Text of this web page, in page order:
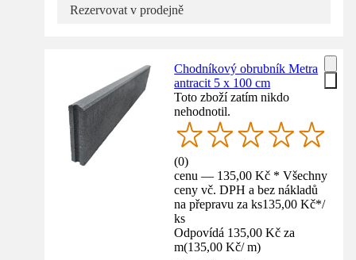
Rezervovat v prodejně
Chodníkový obrubník Metra
antracit 5 x 100 cm
Toto zboží zatím nikdo
nehodnotil.
(0)
cenu — 135,00 Kč * Všechny
ceny vč. DPH a bez nákladů
na přepravu za ks135,00 Kč*/
ks
Odpovídá 135,00 Kč za
m(135,00 Kč/ m)